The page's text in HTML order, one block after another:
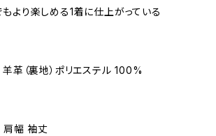
より楽しめる1着に仕上がっている
革（裏地）ポリエステル 100%
肩幅 袖丈